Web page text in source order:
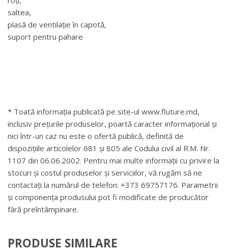
saltea,
plasă de ventilație în capotă,
suport pentru pahare
* Toată informația publicată pe site-ul www.fluture.md,
inclusiv prețurile produselor, poartă caracter informațional și
nici într-un caz nu este o ofertă publică, definită de
dispozițiile articolelor 681 și 805 ale Codului civil al R.M. Nr.
1107 din 06.06.2002. Pentru mai multe informații cu privire la
stocuri și costul produselor și serviciilor, vă rugăm să ne
contactați la numărul de telefon: +373 69757176. Parametrii
și componența produsului pot fi modificate de producător
fără preîntâmpinare.
PRODUSE SIMILARE